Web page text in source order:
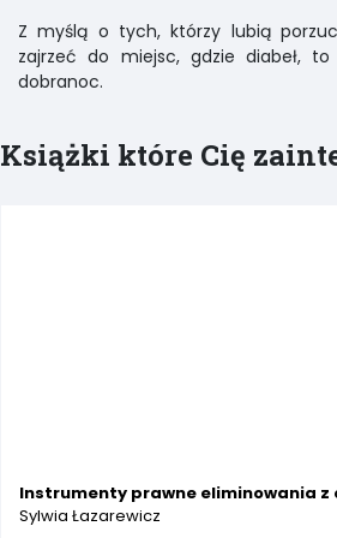
Z myślą o tych, którzy lubią
zajrzeć do miejsc, gdzie diabeł,
dobranoc.
Książki które Cię
Instrumenty prawne eliminowania z
Sylwia Łazarewicz